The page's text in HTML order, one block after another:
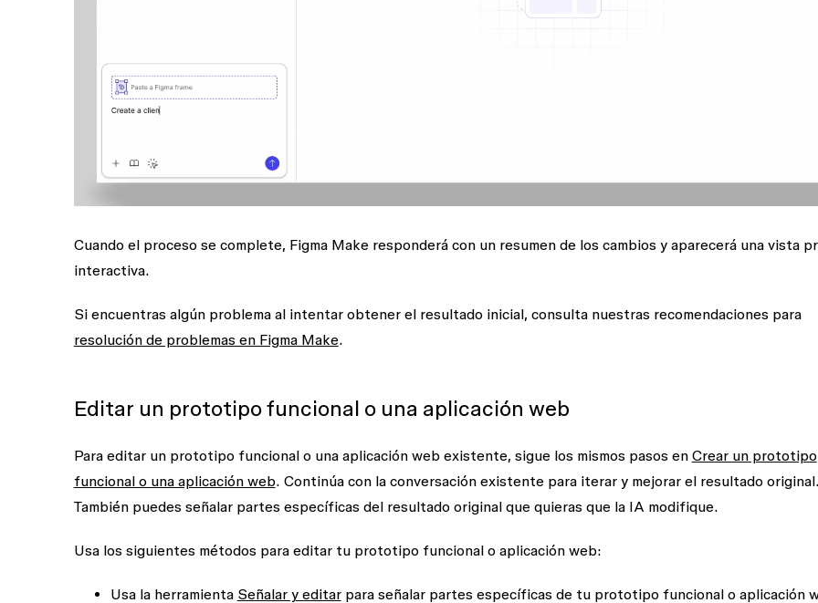
Cuando el proceso se complete, Figma Make responderá con un resumen de los cambios y aparecerá una vista
interactiva.
Si encuentras algún problema al intentar obtener el resultado inicial, consulta nuestras recomendaciones para
resolución de problemas en Figma Make.
Editar un prototipo funcional o una aplicación web
Para editar un prototipo funcional o una aplicación web existente, sigue los mismos pasos en Crear un prototipo
funcional o una aplicación web. Continúa con la conversación existente para iterar y mejorar el resultado
También puedes señalar partes específicas del resultado original que quieras que la IA modifique.
Usa los siguientes métodos para editar tu prototipo funcional o aplicación web:
Usa la herramienta Señalar y editarpara señalar partes específicas de tu prototipo funcional o aplicación